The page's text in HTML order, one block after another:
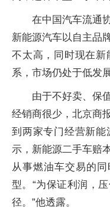
在中国汽车流通
新能源汽车以自主品
不太高，同时现在
系，市场仍处于低发展
由于不好卖、保
经销商很少，北京商
到两家专门经营新
示，新能源二手车赔
从事燃油车交易的
型。“为保证利润，
径。”他透露。